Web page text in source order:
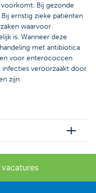
Bij gezonde
ernstig zieke patiënten
waarvoor
is. Wanneer deze
met antibiotica
voor enterococcen
infecties veroorzaakt door
zijn.